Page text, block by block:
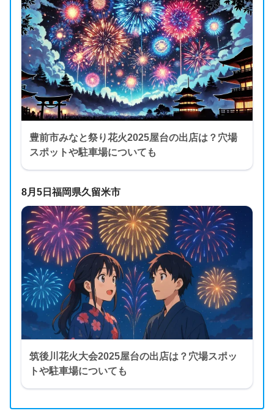
豊前市みなと祭り花火2025屋台の出店は？穴場
スポットや駐車場についても
8月5日福岡県久留米市
筑後川花火大会2025屋台の出店は？穴場スポッ
トや駐車場についても